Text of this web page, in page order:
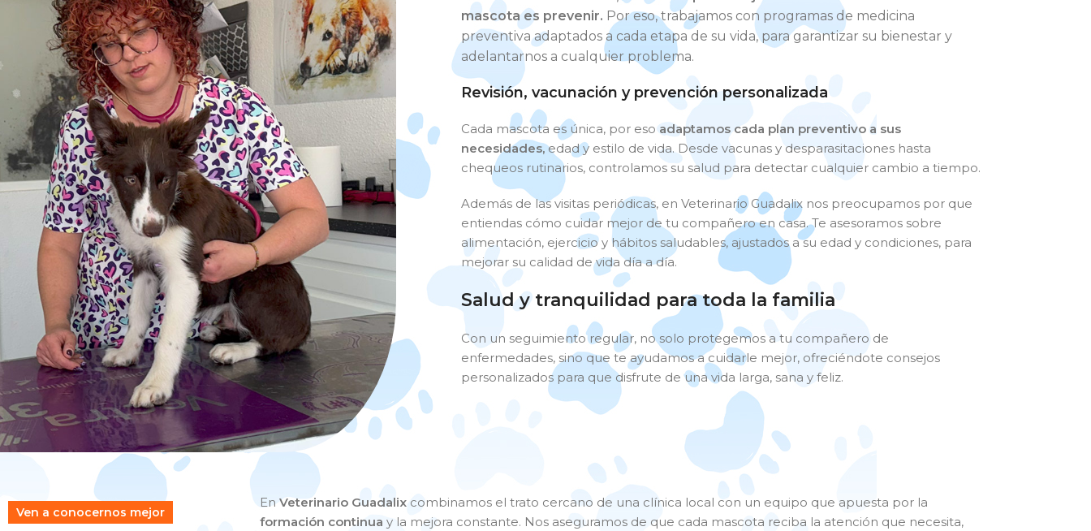
mascota es prevenir. Por eso, trabajamos con programas de medicina
preventiva adaptados a cada etapa de su vida, para garantizar su bienestar y
adelantarnos a cualquier problema.
Revisión, vacunación y prevención personalizada
Cada mascota es única, por esoadaptamos cada plan preventivo a sus
necesidades,edad y estilo de vida. Desde vacunas y desparasitaciones hasta
chequeos rutinarios, controlamos su salud para detectar cualquier cambio a tiempo.
Además de las visitas periódicas, en Veterinario Guadalix nos preocupamos por que
entiendas cómo cuidar mejor de tu compañero en casa. Te asesoramos sobre
alimentación, ejercicio y hábitos saludables, ajustados a su edad y condiciones, para
mejorar su calidad de vida día a día.
Salud y tranquilidad para toda la familia
Con un seguimiento regular, no solo protegemos a tu compañero de
enfermedades, sino que te ayudamos a cuidarle mejor, ofreciéndote consejos
personalizados para que disfrute de una vida larga, sana y feliz.
Ven a conocernos mejor
EnVeterinario Guadalix combinamos el trato cercano de una clínica local con un equipo que apuesta por la
formación continua y la mejora constante. Nos aseguramos de que cada mascota reciba la atención que necesita,